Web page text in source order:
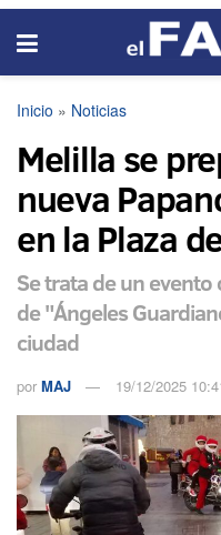
Inicio » Noticias
Melilla se
nueva
en la Plaza
Se trata de un
de "Ángeles
ciudad
por MAJ 19/12/2025